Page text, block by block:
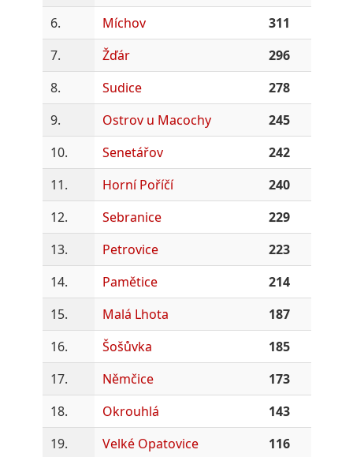
6.
Míchov
311
7.
Žďár
296
8.
Sudice
278
9.
Ostrov u Macochy
245
10.
Senetářov
242
11.
Horní Poříčí
240
12.
Sebranice
229
13.
Petrovice
223
14.
Pamětice
214
15.
Malá Lhota
187
16.
Šošůvka
185
17.
Němčice
173
18.
Okrouhlá
143
19.
Velké Opatovice
116